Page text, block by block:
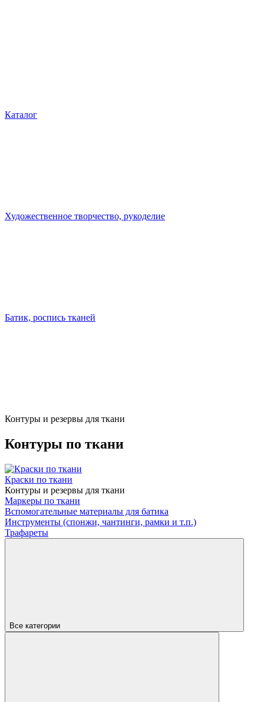
Каталог
Художественное творчество, рукоделие
Батик, роспись тканей
Контуры и резервы для ткани
Контуры по ткани
Краски по ткани
Контуры и резервы для ткани
Маркеры по ткани
Вспомогательные материалы для батика
Инструменты (спонжи, чантинги, рамки и т.п.)
Трафареты
Все категории